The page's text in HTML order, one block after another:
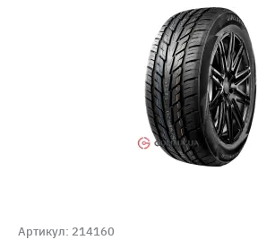
Артикул: 214160